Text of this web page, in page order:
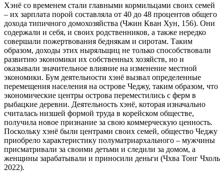
Хэнё со временем стали главными кормильцами своих семей
– их зарплата порой составляла от 40 до 48 процентов общего
дохода типичного домохозяйства (Чжин Кван Хун, 156). Они
содержали и себя, и своих родственников, а также нередко
совершали пожертвования беднякам и сиротам. Таким
образом, доходы этих ныряльщиц не только способствовали
развитию экономики их собственных хозяйств, но и
оказывали значительное влияние на изменение местной
экономики. Бум деятельности хэнё вызвал определенные
перемещения населения на острове Чеджу, таким образом, что
экономические центры острова переместились с ферм в
рыбацкие деревни. Деятельность хэнё, которая изначально
считалась низшей формой труда в корейском обществе,
получила новое признание за свою коммерческую ценность.
Поскольку хэнё были центрами своих семей, общество Чеджу
приобрело характеристику полуматриархального – мужчины
присматривали за своими детьми и следили за домом, а
женщины зарабатывали и приносили деньги (Чхва Тонг Чхоль
2022).